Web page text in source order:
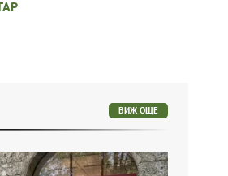
милиона долара
ВИЖ ОЩЕ